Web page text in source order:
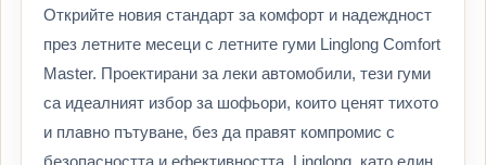
Открийте новия стандарт за комфорт и надеждност
през летните месеци с летните гуми Linglong Comfort
Master. Проектирани за леки автомобили, тези гуми
са идеалният избор за шофьори, които ценят тихото
и плавно пътуване, без да правят компромис с
безопасността и ефективността. Linglong, като един